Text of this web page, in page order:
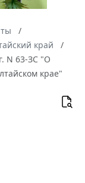
край
N 63-ЗС "О
крае"